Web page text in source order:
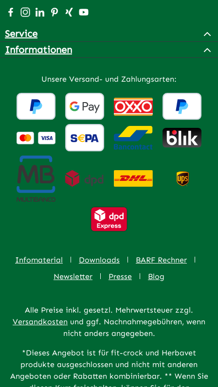
Besuche uns auf Facebook – öffnet in neuem Tab
Schau auf Instagram vorbei – öffnet in neuem Tab
Vernetze dich mit uns auf LinkedIn – öffnet in
Lass dich auf Pinterest inspirieren – öffnet
Vernetze dich mit uns auf Xing – öffnet
Sieh dir unsere Videos auf YouTube
Service
Informationen
Unsere Versand- und Zahlungsarten:
Infomaterial Downloads
BARF Rechner
Newsletter
Presse Blog
Alle Preise inkl. gesetzl. Mehrwertsteuer zzgl.
Versandkosten und ggf. Nachnahmegebühren, wenn
nicht anders angegeben.
*Dieses Angebot ist für fit-crock und Herbavet
produkte ausgeschlossen und nicht mit anderen
Angeboten oder Rabatten kombinierbar. ** Wenn Sie